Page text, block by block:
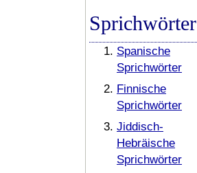
Sprichwörter
Spanische
Sprichwörter
Finnische
Sprichwörter
Jiddisch-
Hebräische
Sprichwörter